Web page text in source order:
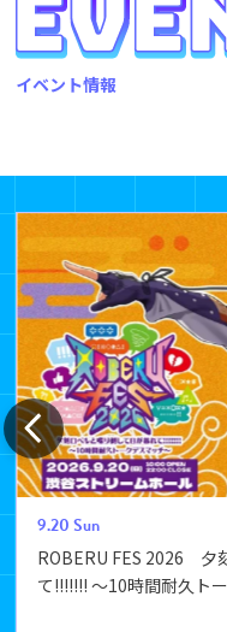
イベント情報
9.20Sun
ROBERU FES 2026 夕
て!!!!!!! ～10時間耐久ト